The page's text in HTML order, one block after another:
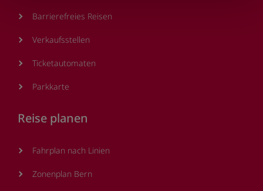
Barrierefreies Reisen
Verkaufsstellen
Ticketautomaten
Parkkarte
Reise planen
Fahrplan nach Linien
Zonenplan Bern